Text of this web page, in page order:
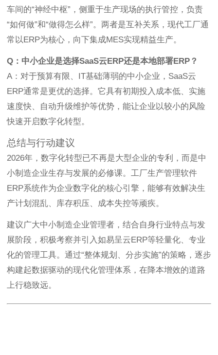
车间的“神经中枢”，侧重于生产现场的执行管控，负责
“如何做”和“做得怎么样”。两者是互补关系，现代工厂通
常以ERP为核心，向下集成MES实现精益生产。
Q：中小企业是选择SaaS云ERP还是本地部署ERP？
A：对于预算有限、IT基础薄弱的中小企业，SaaS云
ERP通常是更优的选择。它具有初期投入成本低、实施
速度快、自动升级维护等优势，能让企业以较小的风险
快速开启数字化转型。
总结与行动建议
2026年，数字化转型已不再是大型企业的专利，而是中
小制造企业生存与发展的必修课。工厂生产管理软件
ERP系统作为企业数字化的核心引擎，能够有效解决生
产计划混乱、库存积压、成本失控等顽疾。
建议广大中小制造企业管理者，结合自身行业特点与发
展阶段，积极考察并引入如易呈云ERP等轻量化、专业
化的管理工具。通过“整体规划、分步实施”的策略，逐步
构建起数据驱动的现代化管理体系，在降本增效的道路
上行稳致远。